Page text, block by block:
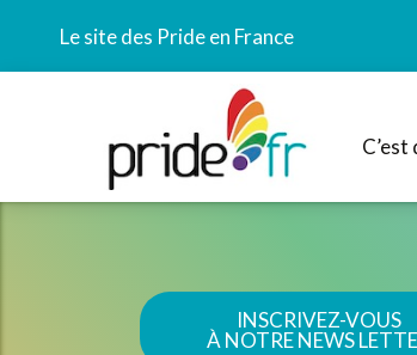
Le site des Pride en France
C’est
INSCRIVEZ-VOUS
À NOTRE NEWS